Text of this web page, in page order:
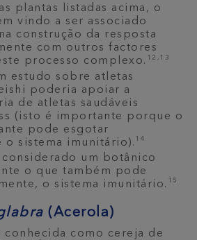
plantas listadas acima, o
vindo a ser associado
construção da resposta
com outros factores
processo complexo. 12,13
estudo sobre atletas
poderia apoiar a
de atletas saudáveis
(isto é importante porque o
pode esgotar
o sistema imunitário). 14
considerado um botânico
o que também pode
o sistema imunitário. 15
(Acerola)
conhecida como cereja de